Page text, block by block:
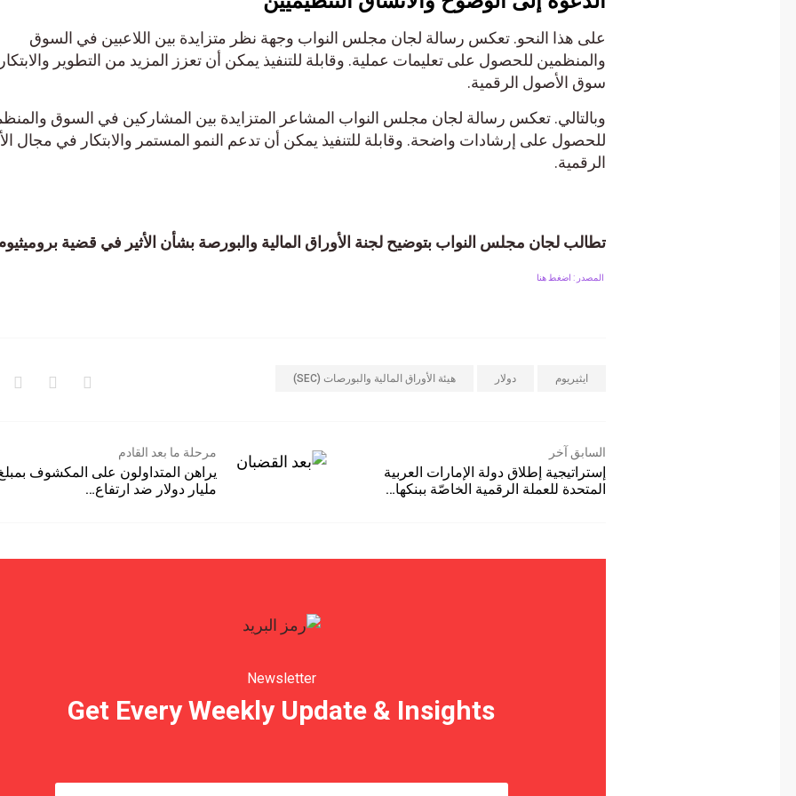
على هذا النحو. تعكس رسالة لجان مجلس النواب وجهة نظر متزايدة بين اللاعبين في السوق
والمنظمين للحصول على تعليمات عملية. وقابلة للتنفيذ يمكن أن تعزز المزيد من التطوير والابتكار
سوق الأصول الرقمية.
وبالتالي. تعكس رسالة لجان مجلس النواب المشاعر المتزايدة بين المشاركين في السوق
للحصول على إرشادات واضحة. وقابلة للتنفيذ يمكن أن تدعم النمو المستمر والابتكار في مجال
الرقمية.
تطالب لجان مجلس النواب بتوضيح لجنة الأوراق المالية والبورصة بشأن الأثير في قضية بروميثيوم
المصدر : اضغط هنا
ايثيريوم دولار هيئة الأوراق المالية والبورصات (SEC)
السابق آخر
إستراتيجية إطلاق دولة الإمارات العربية
المتحدة للعملة الرقمية الخاصّة ببنكها…
مرحلة ما بعد القادم
يراهن
مليار دولار ضد ارتفاع…
Newsletter
Get Every Weekly Update & Insights